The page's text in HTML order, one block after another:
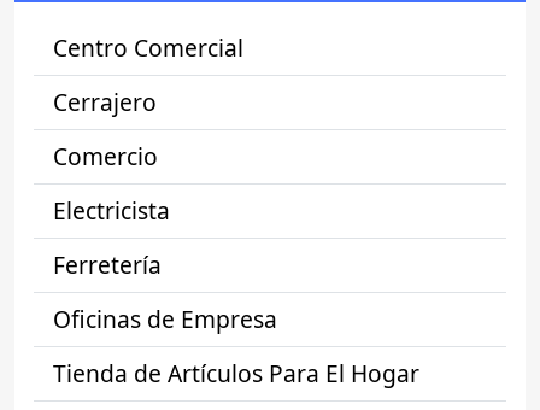
Centro Comercial
Cerrajero
Comercio
Electricista
Ferretería
Oficinas de Empresa
Tienda de Artículos Para El Hogar